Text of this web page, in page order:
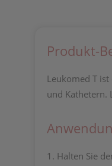
Produkt-
Leukomed T
und Kathetern.
1. Halten Sie